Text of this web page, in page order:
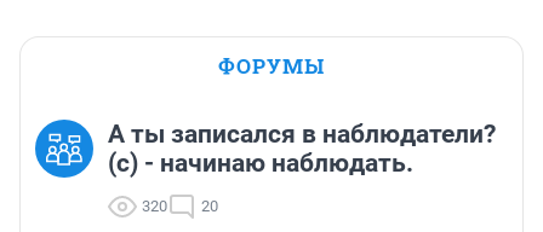
ФОРУМЫ
А ты записался в наблюдатели?
(c) - начинаю наблюдать.
320 20